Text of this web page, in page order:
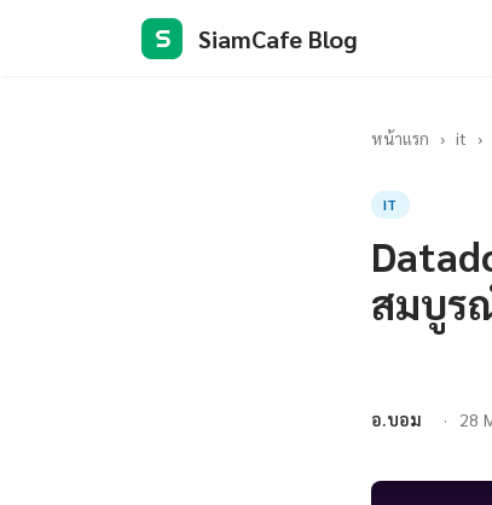
S SiamCafe Blog
หน้าแรก › it ›
IT
สมบูร
อ.บอม 28